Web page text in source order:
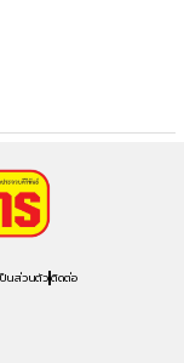
นส่วนตัวติดต่อ